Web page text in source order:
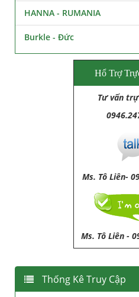
HANNA - RUMANIA
Burkle - Đức
Hổ Trợ
Tư vấn
Ms. Tô Liên-
Ms. Tô Liên -
Thống Kê Truy Cập